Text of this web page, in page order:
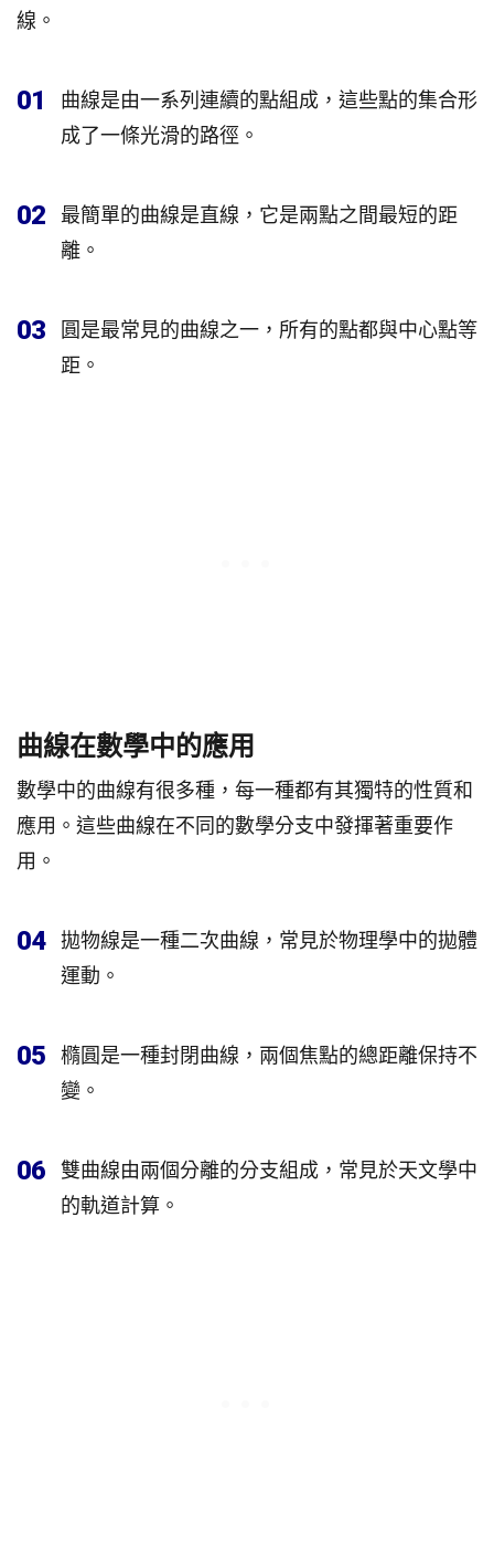
線。
01
曲線是由一系列連續的點組成，這些點的集合形
成了一條光滑的路徑。
02
最簡單的曲線是直線，它是兩點之間最短的距
離。
03
圓是最常見的曲線之一，所有的點都與中心點等
距。
曲線在數學中的應用
數學中的曲線有很多種，每一種都有其獨特的性質和
應用。這些曲線在不同的數學分支中發揮著重要作
用。
04
拋物線是一種二次曲線，常見於物理學中的拋體
運動。
05
橢圓是一種封閉曲線，兩個焦點的總距離保持不
變。
06
雙曲線由兩個分離的分支組成，常見於天文學中
的軌道計算。